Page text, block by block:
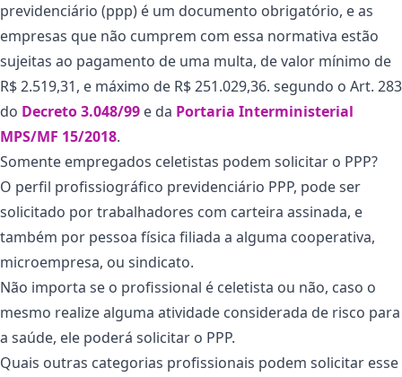
previdenciário (ppp) é um documento obrigatório, e as
empresas que não cumprem com essa normativa estão
sujeitas ao pagamento de uma multa, de valor mínimo de
R$ 2.519,31, e máximo de R$ 251.029,36. segundo o Art. 283
do Decreto 3.048/99 e da Portaria Interministerial
MPS/MF 15/2018.
Somente empregados celetistas podem solicitar o PPP?
O perfil profissiográfico previdenciário PPP, pode ser
solicitado por trabalhadores com carteira assinada, e
também por pessoa física filiada a alguma cooperativa,
microempresa, ou sindicato.
Não importa se o profissional é celetista ou não, caso o
mesmo realize alguma atividade considerada de risco para
a saúde, ele poderá solicitar o PPP.
Quais outras categorias profissionais podem solicitar esse